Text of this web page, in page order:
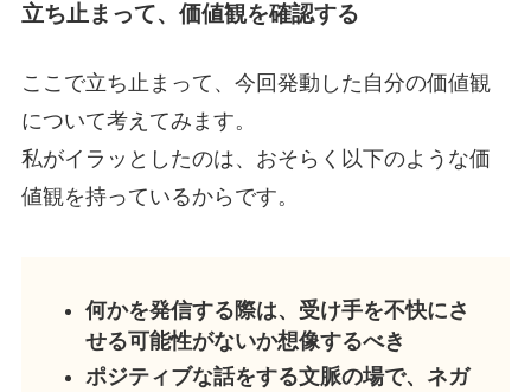
立ち止まって、価値観を確認する
ここで立ち止まって、今回発動した自分の価値観
について考えてみます。
私がイラッとしたのは、おそらく以下のような価
値観を持っているからです。
何かを発信する際は、受け手を不快にさ
せる可能性がないか想像するべき
ポジティブな話をする文脈の場で、ネガ